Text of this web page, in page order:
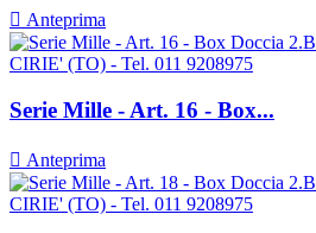
 Anteprima
Serie Mille - Art. 16 - Box...
 Anteprima